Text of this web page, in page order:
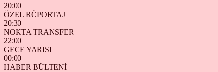
20:00
ÖZEL RÖPORTAJ
20:30
NOKTA TRANSFER
22:00
GECE YARISI
00:00
HABER BÜLTENİ